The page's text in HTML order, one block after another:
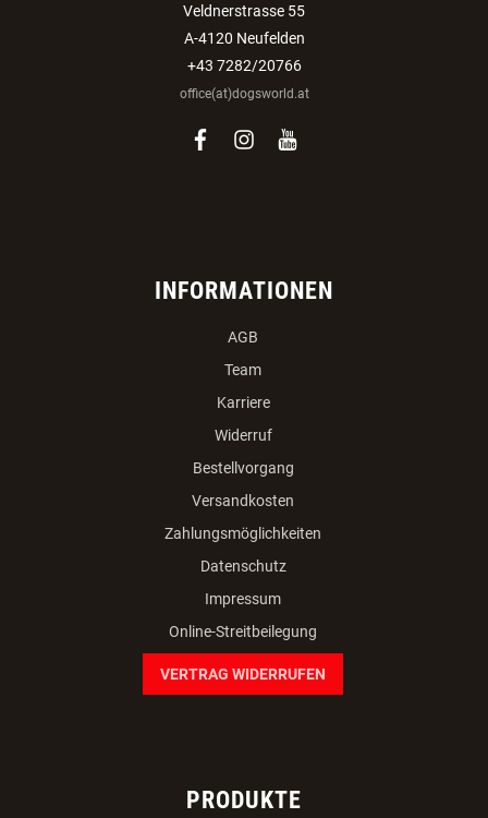
Veldnerstrasse 55
A-4120 Neufelden
+43 7282/20766
office(at)dogsworld.at
facebook
instagram
youtube
INFORMATIONEN
AGB
Team
Karriere
Widerruf
Bestellvorgang
Versandkosten
Zahlungsmöglichkeiten
Datenschutz
Impressum
Online-Streitbeilegung
VERTRAG WIDERRUFEN
PRODUKTE